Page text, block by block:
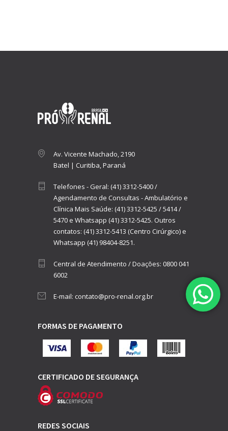
Av. Vicente Machado, 2190
Batel | Curitiba, Paraná
Telefones - Geral: (41) 3312-5400/
Agendamento de Consultas - Ambulatório e
Clínica Mais Saúde: (41) 3312-5425 /5414/
5470 e Whatsapp (41) 3312-5425. Outros
contatos: (41) 3312-5413 (Centro Cirúrgico) e
Whatsapp (41) 98404-8251.
Central de Atendimento / Doações: 0800 041
6002
E-mail: contato@pro-renal.org.br
FORMAS DE PAGAMENTO
CERTIFICADO DE SEGURANÇA
REDES SOCIAIS